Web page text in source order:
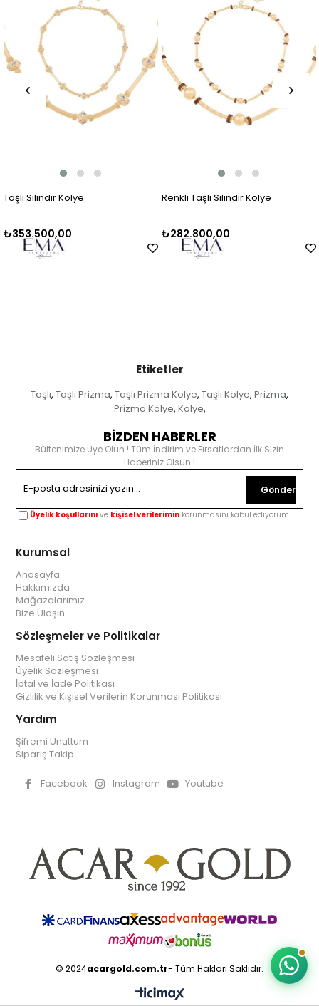
Kolye Renkli Taşlı Silindir Kolye
₺282.800,00
Etiketler
Taşlı, Taşlı Prizma, Taşlı Prizma Kolye, Taşlı Kolye, Prizma,
Prizma Kolye, Kolye,
BİZDEN HABERLER
Bültenimize Üye Olun ! Tüm İndirim ve Fırsatlardan İlk Sizin
Haberiniz Olsun !
Gönder
Üyelik koşullarını ve kişisel verilerimin korunmasını kabul ediyorum.
Kurumsal
Anasayfa
Hakkımızda
Mağazalarımız
Bize Ulaşın
Sözleşmeler ve Politikalar
Mesafeli Satış Sözleşmesi
Üyelik Sözleşmesi
İptal ve İade Politikası
Gizlilik ve Kişisel Verilerin Korunması Politikası
Yardım
Şifremi Unuttum
Sipariş Takip
Facebook Instagram Youtube
© 2024acargold.com.tr- Tüm Hakları Saklıdır.